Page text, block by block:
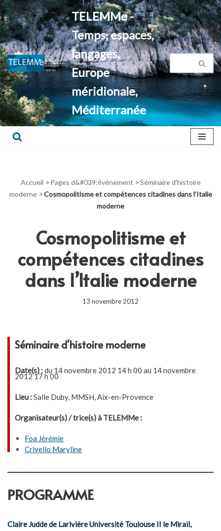
Aller
au
contenu
TELEMMe -
Temps, espaces,
langages,
Europe
méridionale,
Méditerranée
Accueil > Pages d&#039;événement > Séminaire d'histoire
moderne > Cosmopolitisme et compétences citadines dans l’Italie
moderne
Cosmopolitisme et
compétences citadines
dans l’Italie moderne
13 novembre 2012
Séminaire d'histoire moderne
Date(s) :du 14 novembre 2012 14 h 00 au 14 novembre
2012 17 h 00
Lieu :Salle Duby, MMSH, Aix-en-Provence
Organisateur(s) / trice(s) à TELEMMe :
Foa Jérémie
Crivello Maryline
PROGRAMME
Claire Judde de Larivière Université Toulouse II le Mirail,